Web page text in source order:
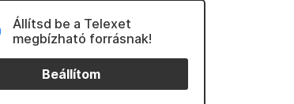
Állítsd be a Telexet
megbízható forrásnak!
Beállítom